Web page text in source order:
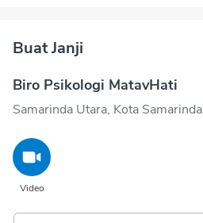
Buat Janji
Biro Psikologi MatavHati
Samarinda Utara, Kota Samarinda
Video